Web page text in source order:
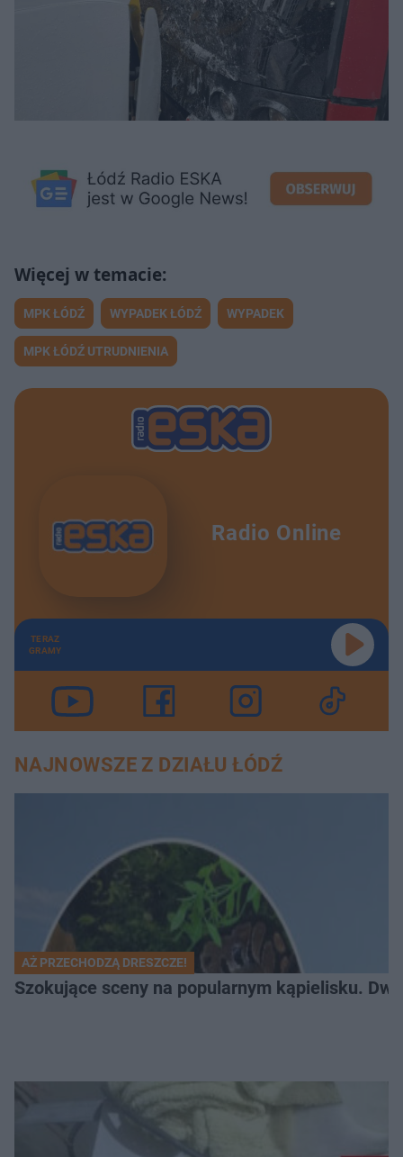
MPK ŁÓDŹ WYPADEK ŁÓDŹ WYPADEK
MPK ŁÓDŹ UTRUDNIENIA
Radio Online
TERAZ
GRAMY
NAJNOWSZE Z DZIAŁU ŁÓDŹ
AŻ PRZECHODZĄ DRESZCZE!
Szokujące sceny na popularnym kąpielisku.